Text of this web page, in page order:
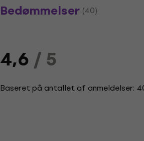
Bedømmelser (40)
4,6/ 5
Baseret på antallet af anmeldelser: